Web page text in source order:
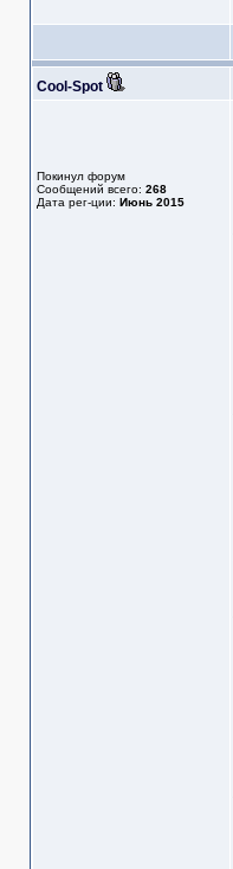
Cool-Spot
Покинул форум
Сообщений всего: 268
Дата рег-ции: Июнь 2015